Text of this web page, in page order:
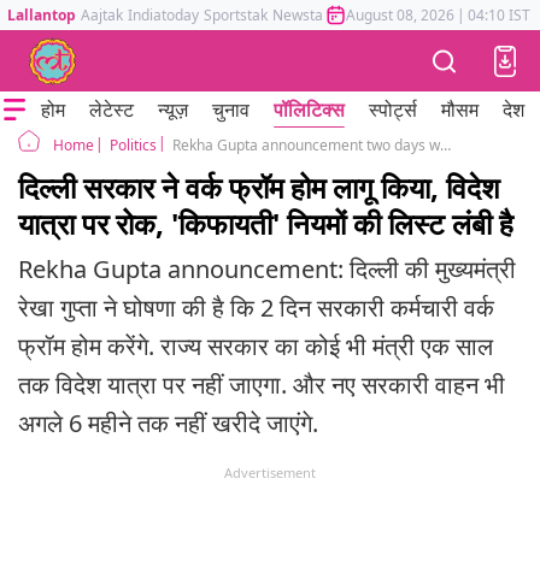
Lallantop Aajtak Indiatoday Sportstak Newstak Mumbai Tak Astrotak
August 08, 2026 | 04:10 IST
होम लेटेस्ट न्यूज़ चुनाव पॉलिटिक्स स्पोर्ट्स मौसम देश
Home Politics Rekha Gupta announcement two days work from home, Metro monday delhi goverment PM Modi
दिल्ली सरकार ने वर्क फ्रॉम होम लागू किया, विदेश
यात्रा पर रोक, 'किफायती' नियमों की लिस्ट लंबी है
Rekha Gupta announcement: दिल्ली की मुख्यमंत्री
रेखा गुप्ता ने घोषणा की है कि 2 दिन सरकारी कर्मचारी वर्क
फ्रॉम होम करेंगे. राज्य सरकार का कोई भी मंत्री एक साल
तक विदेश यात्रा पर नहीं जाएगा. और नए सरकारी वाहन भी
अगले 6 महीने तक नहीं खरीदे जाएंगे.
Advertisement